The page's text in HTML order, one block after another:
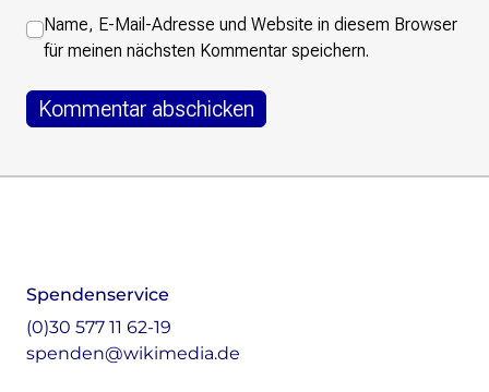
Name, E-Mail-Adresse und Website in diesem Browser
für meinen nächsten Kommentar speichern.
Spendenservice
(0)30 577 11 62-19
spenden@wikimedia.de